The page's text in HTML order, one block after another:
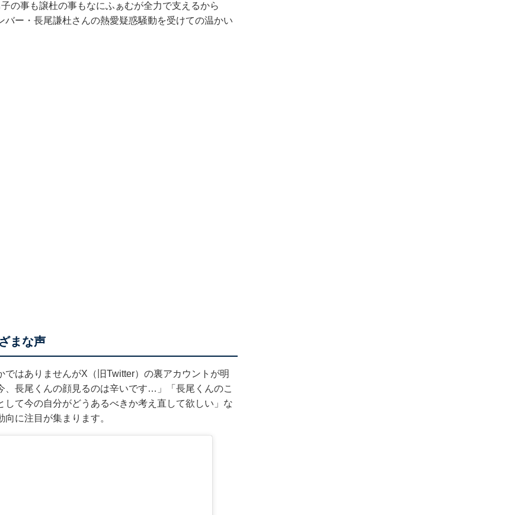
の事も譲杜の事もなにふぁむが全力で支えるから
ー・長尾謙杜さんの熱愛疑惑騒動を受けての温かい
まな声
はありませんがX（旧Twitter）の裏アカウントが明
、長尾くんの顔見るのは辛いです…」「長尾くんのこ
て今の自分がどうあるべきか考え直して欲しい」な
に注目が集まります。